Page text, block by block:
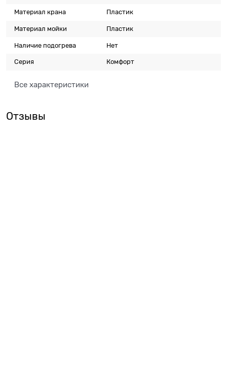
Материал крана Пластик
Материал мойки Пластик
Наличие подогрева Нет
Серия Комфорт
Все характеристики
Отзывы